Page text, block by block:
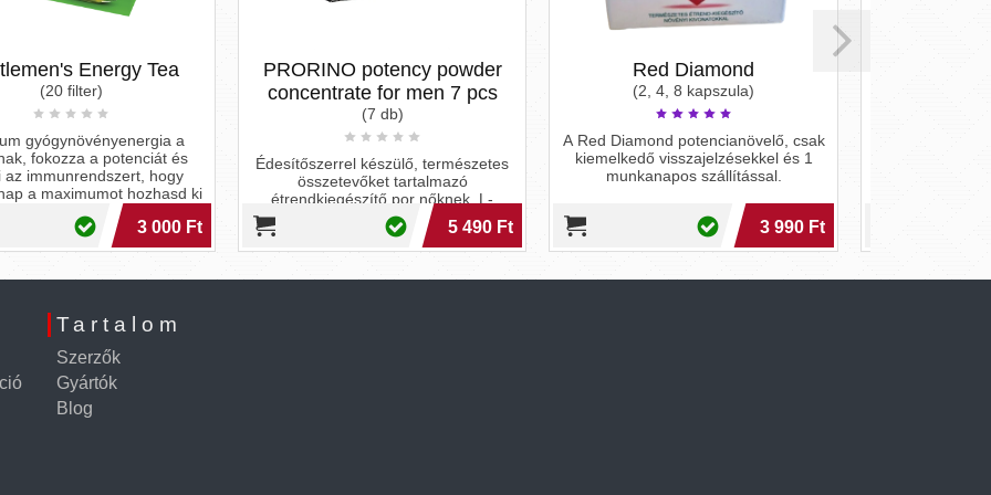
a
és
ki
PRORINO potency powder
concentrate for men 7 pcs
Édesítőszerrel készülő, természetes
összetevőket tartalmazó
étrendkiegészítő por nőknek, L-
argininnel, mely előnyös...
Red Diamond
(2, 4, 8 kapszula)
A Red Diamond potencianövelő, csak
kiemelkedő visszajelzésekkel és 1
munkanapos szállítással.
Tornado
Tornado az elsöprő hatású
potencianövelő kapszula, hogy
szexuális vágya maximális legyen!
Tartalom
Szerzők
Gyártók
Blog